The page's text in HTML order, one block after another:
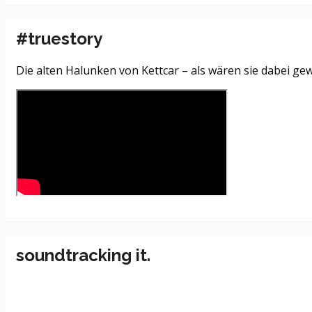
#truestory
Die alten Halunken von Kettcar – als wären sie dabei
soundtracking it.